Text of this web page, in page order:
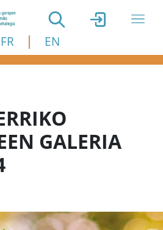
FR EN
GALERIA